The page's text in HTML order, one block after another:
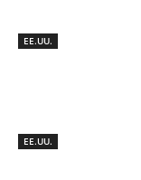
EE.UU.
EE.UU.